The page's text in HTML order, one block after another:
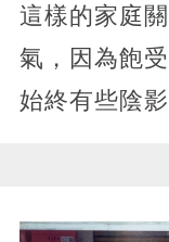
這樣的家庭
氣，因為飽
始終有些陰影